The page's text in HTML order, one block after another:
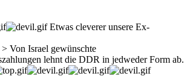
Etwas cleverer unsere Ex-
Von Israel gewünschte
lehnt die DDR in jedweder Form ab.